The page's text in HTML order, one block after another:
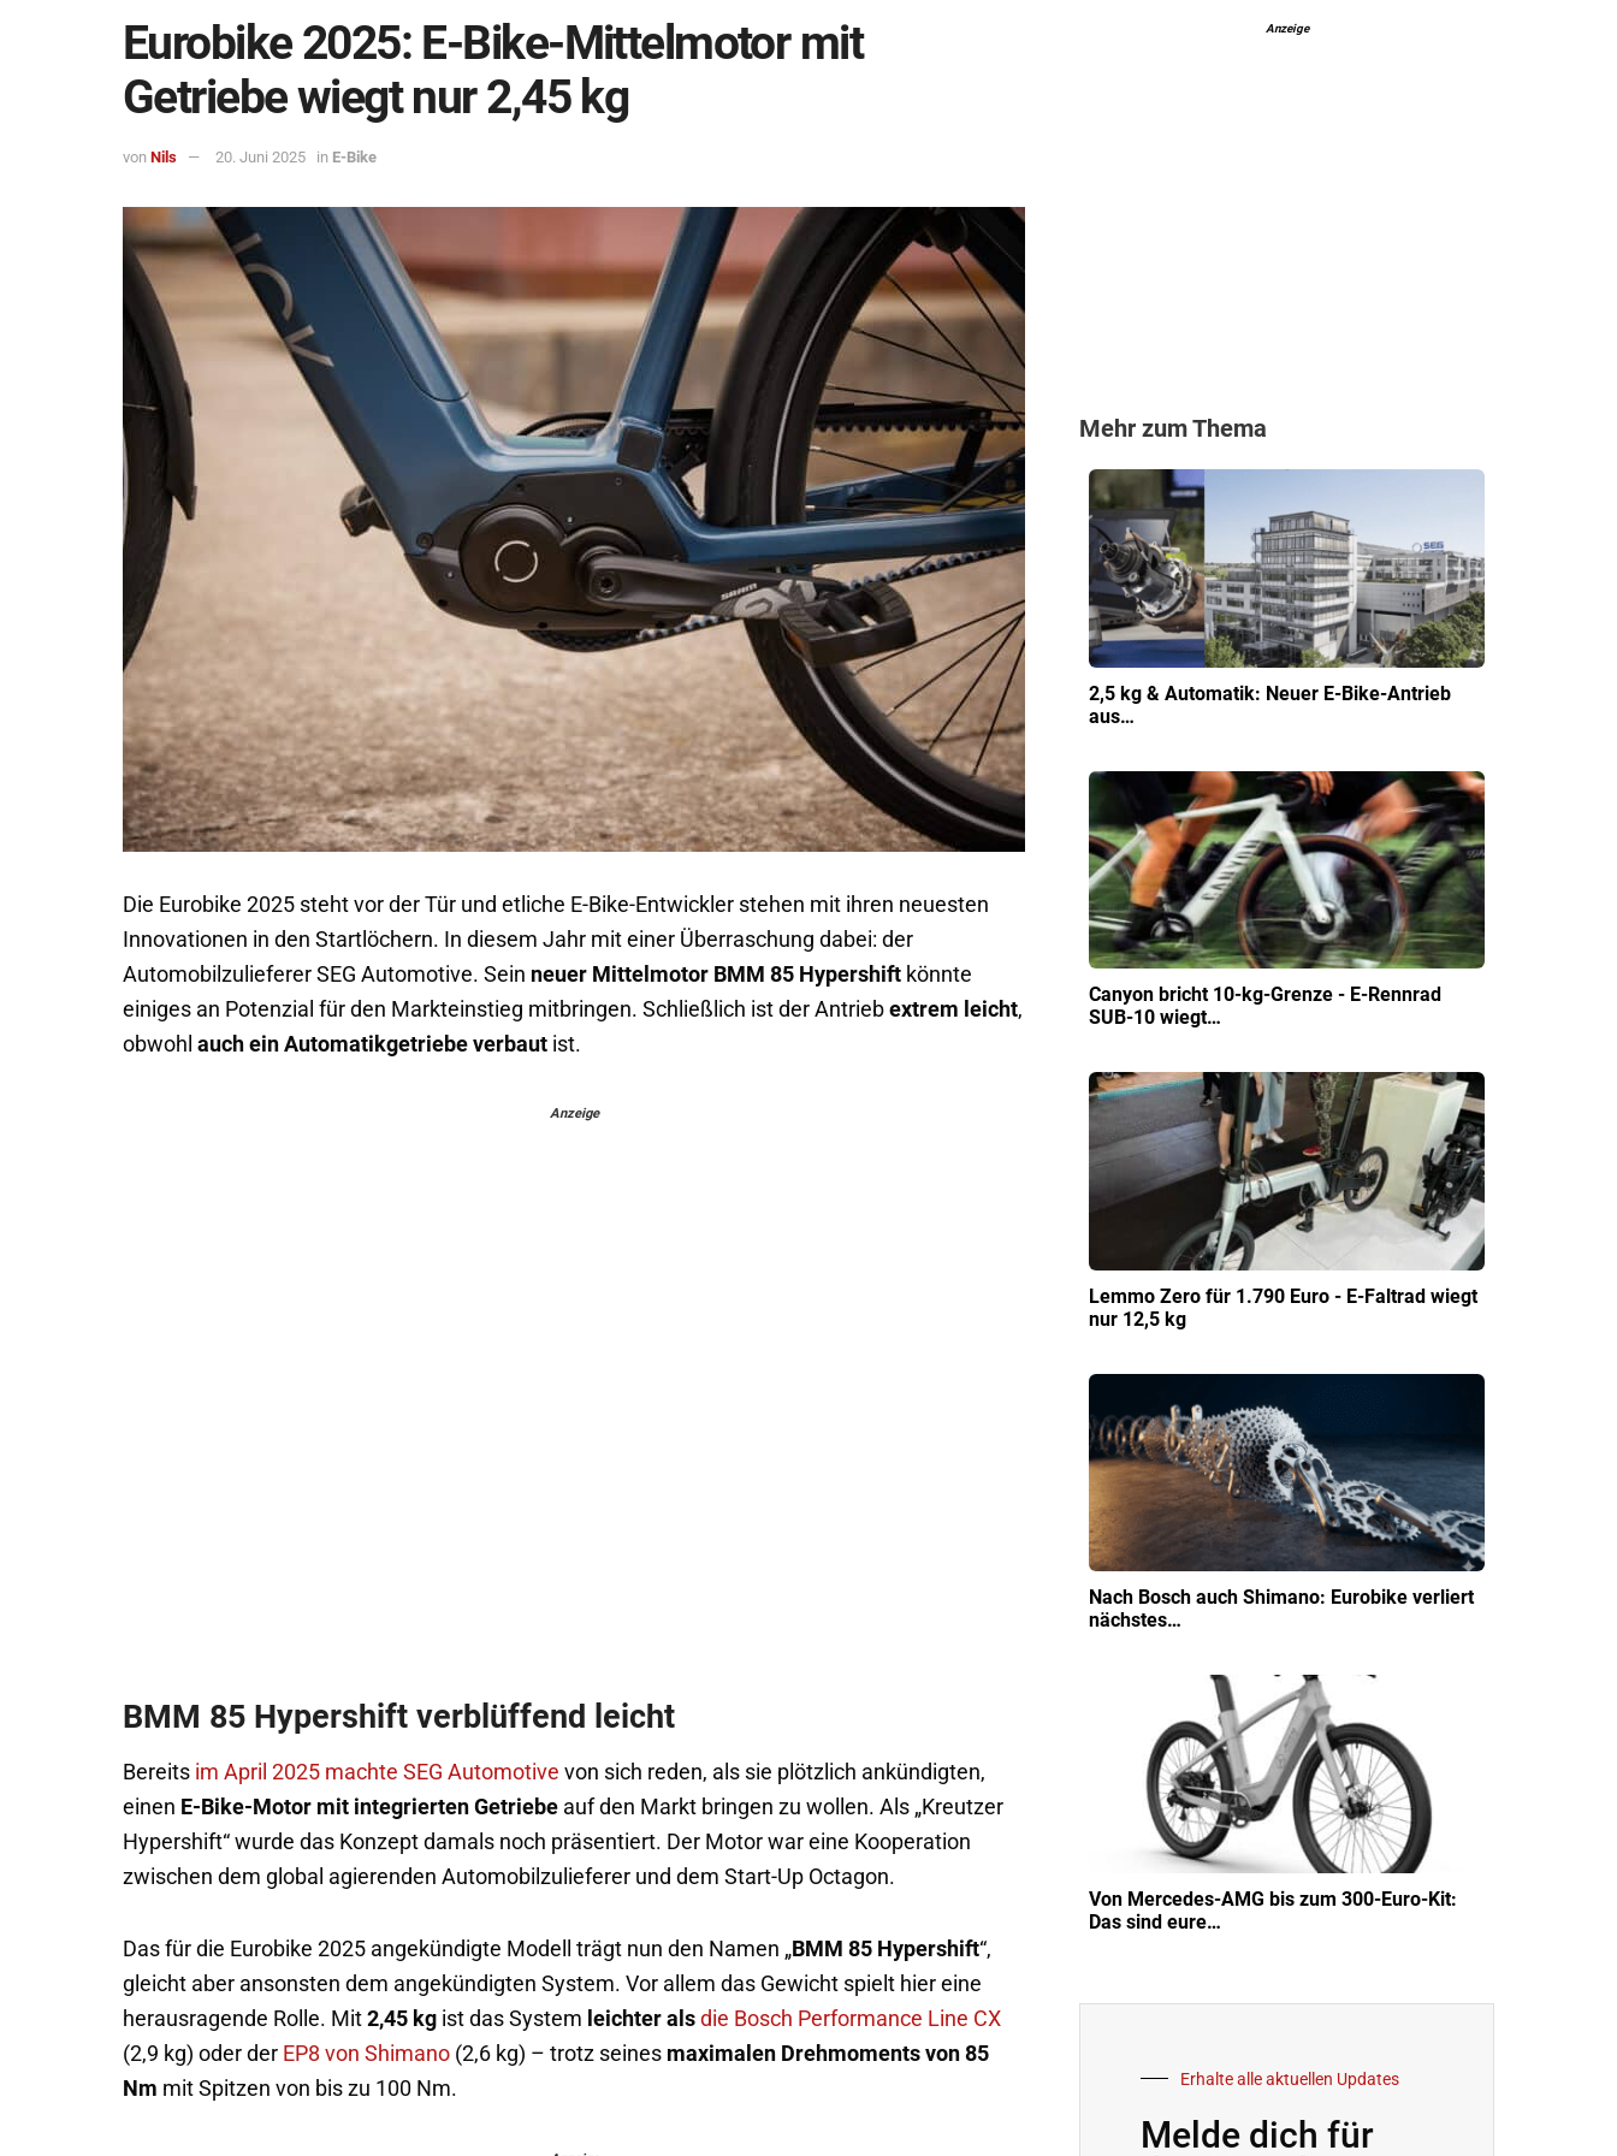
Eurobike 2025: E-Bike-Mittelmotor mit
Getriebe wiegt nur 2,45 kg
von Nils 20. Juni 2025 in E-Bike
Die Eurobike 2025 steht vor der Tür und etliche E-Bike-Entwickler stehen mit ihren neuesten
Innovationen in den Startlöchern. In diesem Jahr mit einer Überraschung dabei: der
Automobilzulieferer SEG Automotive. Sein neuer Mittelmotor BMM 85 Hypershift könnte
einiges an Potenzial für den Markteinstieg mitbringen. Schließlich ist der Antrieb extrem leicht,
obwohl auch ein Automatikgetriebe verbaut ist.
Anzeige
BMM 85 Hypershift verblüffend leicht
Bereits im April 2025 machte SEG Automotive von sich reden, als sie plötzlich ankündigten,
einen E-Bike-Motor mit integrierten Getriebe auf den Markt bringen zu wollen. Als „Kreutzer
Hypershift“ wurde das Konzept damals noch präsentiert. Der Motor war eine Kooperation
zwischen dem global agierenden Automobilzulieferer und dem Start-Up Octagon.
Das für die Eurobike 2025 angekündigte Modell trägt nun den Namen „BMM 85 Hypershift“,
gleicht aber ansonsten dem angekündigten System. Vor allem das Gewicht spielt hier eine
herausragende Rolle. Mit 2,45 kg ist das System leichter als die Bosch Performance Line CX
(2,9 kg) oder der EP8 von Shimano (2,6 kg) – trotz seines maximalen Drehmoments von 85
Nm mit Spitzen von bis zu 100 Nm.
Anzeige
Mehr zum Thema
2,5 kg & Automatik: Neuer E-Bike-Antrieb
aus…
Canyon bricht 10-kg-Grenze - E-Rennrad
SUB-10 wiegt…
Lemmo Zero für 1.790 Euro - E-Faltrad wiegt
nur 12,5 kg
Nach Bosch auch Shimano: Eurobike verliert
nächstes…
Von Mercedes-AMG bis zum 300-Euro-Kit:
Das sind eure…
Erhalte alle aktuellen Updates
Melde dich für